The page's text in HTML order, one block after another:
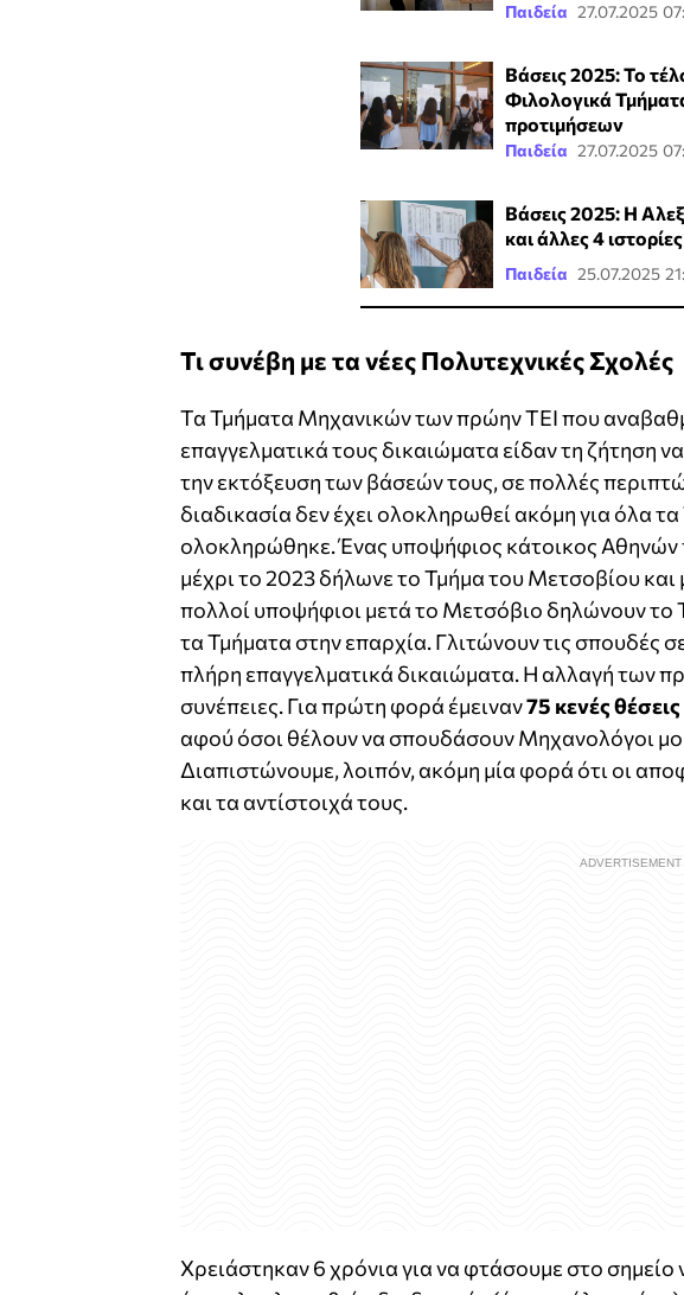
Παιδεία 27.07.2025
Βάσεις 2025: Το
Φιλολογικά
προτιμήσεων
Παιδεία 27.07.2025
Βάσεις 2025: Η
και άλλες 4
Παιδεία 25.07.2025
Τι συνέβη με τα νέες Πολυτεχνικές Σχολές
Τα Τμήματα Μηχανικών των πρώην ΤΕΙ που
επαγγελματικά τους δικαιώματα είδαν τη ζήτηση
την εκτόξευση των βάσεών τους, σε πολλές
διαδικασία δεν έχει ολοκληρωθεί ακόμη για όλα
ολοκληρώθηκε. Ένας υποψήφιος κάτοικος
μέχρι το 2023 δήλωνε το Τμήμα του Μετσοβίου
πολλοί υποψήφιοι μετά το Μετσόβιο δηλώνουν το
τα Τμήματα στην επαρχία. Γλιτώνουν τις σπουδές
πλήρη επαγγελματικά δικαιώματα. Η αλλαγή των
συνέπειες. Για πρώτη φορά έμειναν75 κενές
αφού όσοι θέλουν να σπουδάσουν Μηχανολόγοι
Διαπιστώνουμε, λοιπόν, ακόμη μία φορά ότι οι
και τα αντίστοιχά τους.
Χρειάστηκαν 6 χρόνια για να φτάσουμε στο σημείο